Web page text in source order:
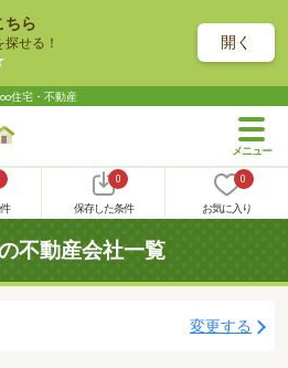
ちら
せる！ 開く
住宅・不動産
0
保存した条件
0
お気に入り
不動産会社一覧
変更する